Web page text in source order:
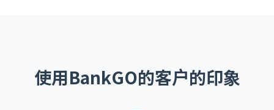
使用BankGO的客户的印象